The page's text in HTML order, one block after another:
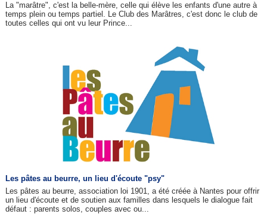
La "marâtre", c'est la belle-mère, celle qui élève les enfants d'une autre à
temps plein ou temps partiel. Le Club des Marâtres, c'est donc le club de
toutes celles qui ont vu leur Prince...
Les pâtes au beurre, un lieu d'écoute "psy"
Les pâtes au beurre, association loi 1901, a été créée à Nantes pour offrir
un lieu d'écoute et de soutien aux familles dans lesquels le dialogue fait
défaut : parents solos, couples avec ou...